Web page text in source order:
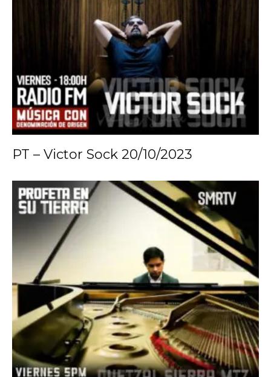
PT – Victor Sock 20/10/2023